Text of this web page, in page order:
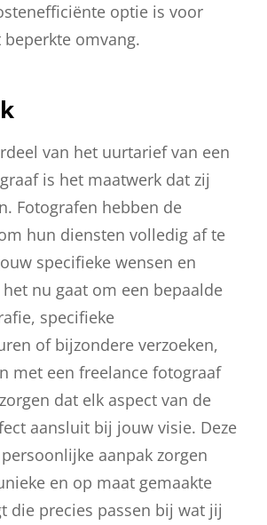
optie is voor
omvang.
van het uurtarief van een
is het maatwerk dat zij
Fotografen hebben de
hun diensten volledig af te
specifieke wensen en
nu gaat om een bepaalde
specifieke
of bijzondere verzoeken,
met een freelance fotograaf
dat elk aspect van de
aansluit bij jouw visie. Deze
aanpak zorgen
en op maat gemaakte
die precies passen bij wat jij